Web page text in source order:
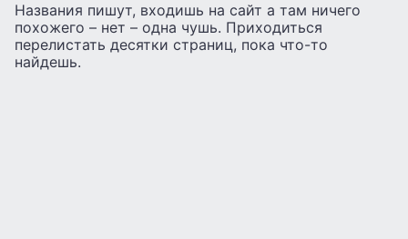
Названия пишут, входишь на сайт а там ничего
похожего – нет – одна чушь. Приходиться
перелистать десятки страниц, пока что-то
найдешь.